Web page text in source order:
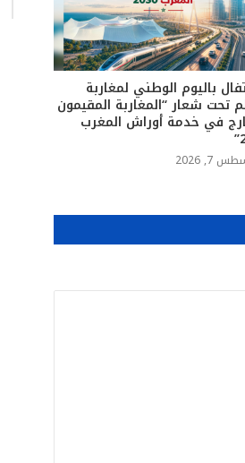
باليوم الوطني لمغاربة
تحت شعار “المغاربة المقيمون
في خدمة أوراش المغرب
7, 2026